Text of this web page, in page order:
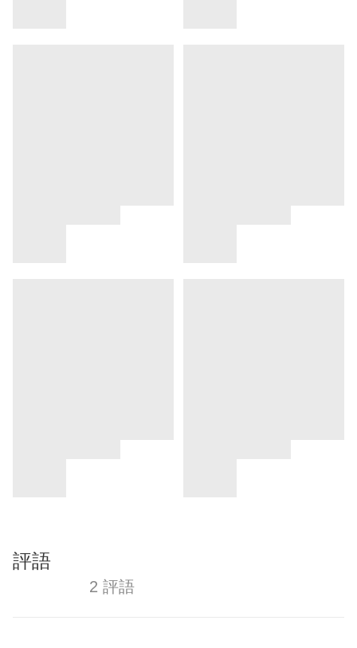
評語
2 評語